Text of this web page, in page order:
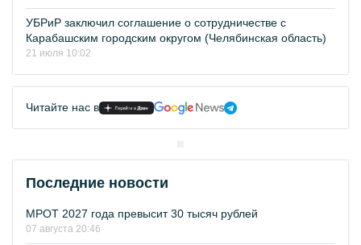
УБРиР заключил соглашение о сотрудничестве с
Карабашским городским округом (Челябинская область)
21 июля 10:02
Читайте нас в
Последние новости
МРОТ 2027 года превысит 30 тысяч рублей
07 августа 20:46